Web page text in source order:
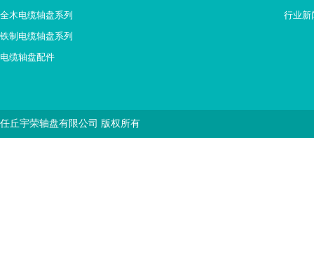
全木电缆轴盘系列
铁制电缆轴盘系列
电缆轴盘配件
行业新
任丘宇荣轴盘有限公司 版权所有